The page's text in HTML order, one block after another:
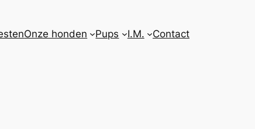
Onze honden Pups I.M. Contact